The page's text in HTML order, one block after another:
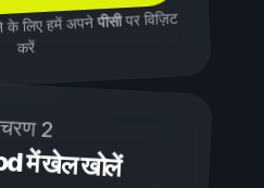
के लिए हमें अपनेपीसीपर विज़िट
करें
चरण 2
में खेल खोलें